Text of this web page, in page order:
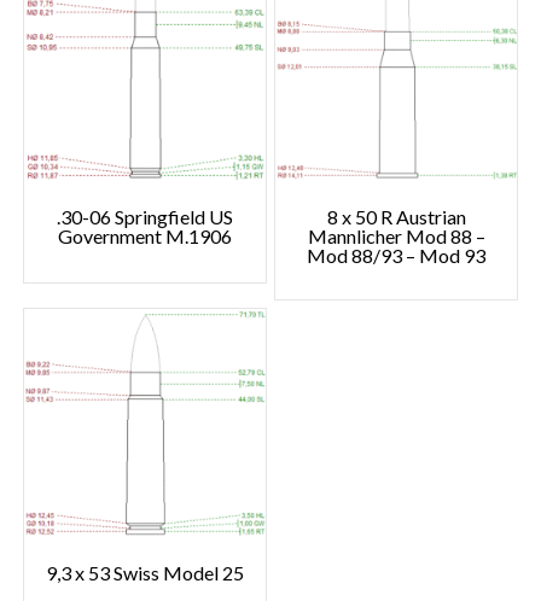
.30-06 Springfield US
Government M.1906
8 x 50 R Austrian
Mannlicher Mod 88 –
Mod 88/93 – Mod 93
9,3 x 53 Swiss Model 25